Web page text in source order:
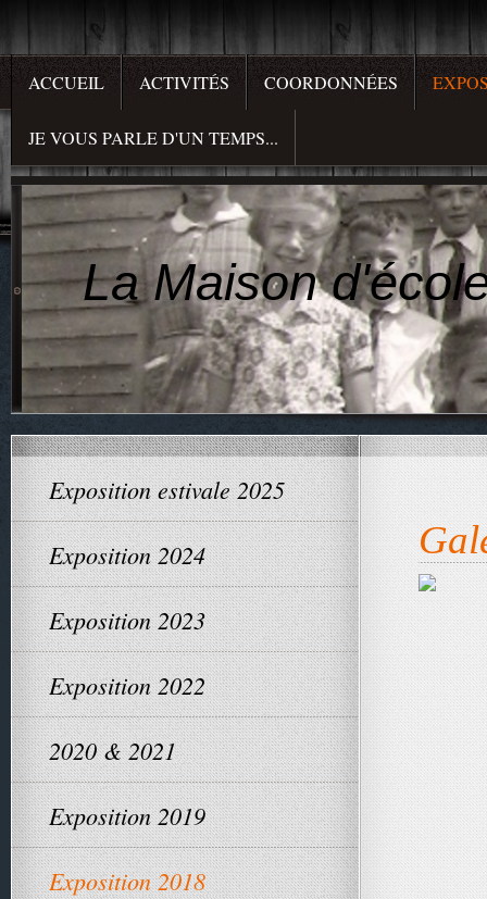
ACCUEIL ACTIVITÉS COORDONNÉES
JE VOUS PARLE D'UN TEMPS...
La Maison
Exposition estivale 2025
Exposition 2024
Exposition 2023
Exposition 2022
2020 & 2021
Exposition 2019
Exposition 2018